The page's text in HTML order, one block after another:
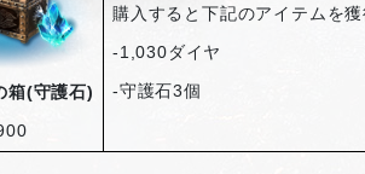
箱(守護石)
購入すると下記のアイテムを獲
-1,030ダイヤ
-守護石3個